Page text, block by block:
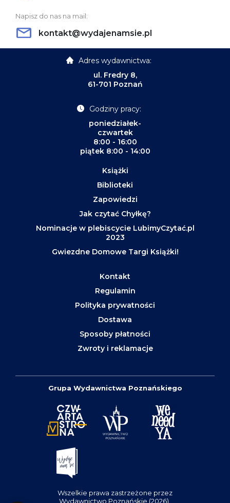
Napisz do nas na mail:
kontakt@wydajenamsie.pl
Adres wydawnictwa:
ul. Fredry 8,
61-701 Poznań
Godziny pracy:
poniedziałek-
czwartek
8:00 - 16:00
piątek 8:00 - 14:00
Książki
Biblioteki
Zapowiedzi
Jak czytać Chyłkę?
Nominacje w plebiscycie LubimyCzytać.pl
2023
Gwiezdne Domowe Targi Książki!
Kontakt
Regulamin
Polityka prywatności
Dostawa
Sposoby płatności
Zwroty i reklamacje
Grupa Wydawnictwa Poznańskiego
Wszelkie prawa zastrzeżone przez
Wydawnictwo Poznańskie (2026).